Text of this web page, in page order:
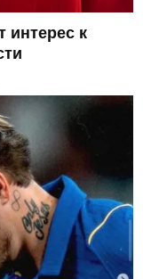
интерес к